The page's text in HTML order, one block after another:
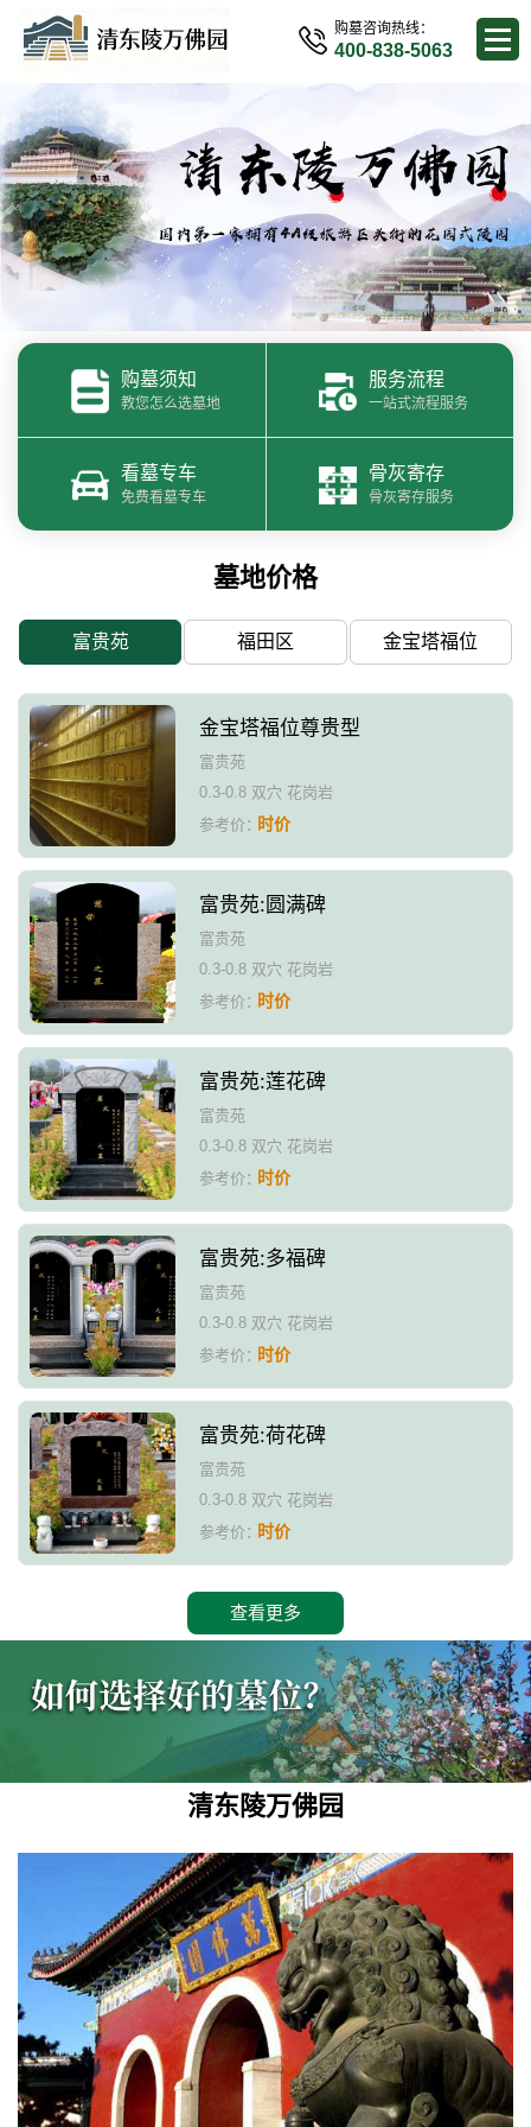
购墓咨询热线：
400-838-5063
购墓须知
教您怎么选墓地
服务流程
一站式流程服务
看墓专车
免费看墓专车
骨灰寄存
骨灰寄存服务
墓地价格
富贵苑 福田区 金宝塔福位
金宝塔福位尊贵型
富贵苑
0.3-0.8 双穴 花岗岩
参考价：时价
富贵苑:圆满碑
富贵苑
0.3-0.8 双穴 花岗岩
参考价：时价
富贵苑:莲花碑
富贵苑
0.3-0.8 双穴 花岗岩
参考价：时价
富贵苑:多福碑
富贵苑
0.3-0.8 双穴 花岗岩
参考价：时价
富贵苑:荷花碑
富贵苑
0.3-0.8 双穴 花岗岩
参考价：时价
查看更多
清东陵万佛园